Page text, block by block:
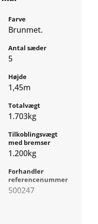
Farve
Brunmet.
Antal sæder
5
Højde
1,45m
Totalvægt
1.703kg
Tilkoblingsvægt
med bremser
1.200kg
Forhandler
referencenummer
500247